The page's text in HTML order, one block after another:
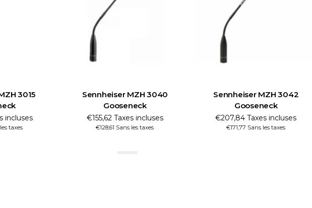
3015
incluses
taxes
Sennheiser MZH 3040
Gooseneck
€155,62 Taxes incluses
€128,61 Sans les taxes
Sennheiser MZH 3042
Gooseneck
€207,84 Taxes incluses
€171,77 Sans les taxes